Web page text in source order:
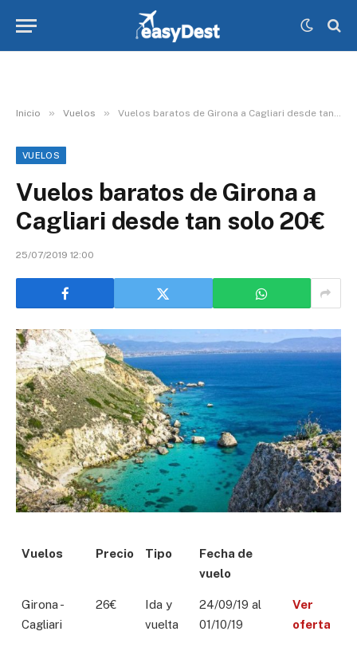
Inicio » Vuelos » Vuelos baratos de Girona a Cagliari desde tan solo 20€
VUELOS
Vuelos baratos de Girona a
Cagliari desde tan solo 20€
25/07/2019 12:00
Vuelos Precio Tipo
Fecha de
vuelo
Girona -
Cagliari
26€
Ida y
vuelta
24/09/19 al
01/10/19
Ver
oferta